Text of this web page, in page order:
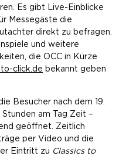
Es gibt Live-Einblicke
Messegäste die
direkt zu befragen.
und weitere
die OCC in Kürze
click.de bekannt geben
Besucher nach dem 19.
am Tag Zeit –
geöffnet. Zeitlich
per Video und die
Eintritt zu Classics to